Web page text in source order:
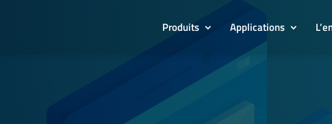
Produits Applications